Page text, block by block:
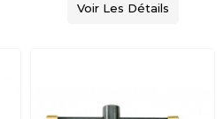
Voir Les Détails